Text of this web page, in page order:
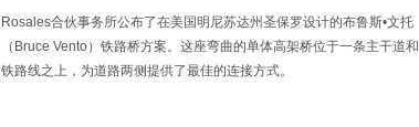
Rosales合伙事务所公布了在美国明尼苏达州圣保罗设计的布鲁斯•文托
（Bruce Vento）铁路桥方案。这座弯曲的单体高架桥位于一条主干道和
铁路线之上，为道路两侧提供了最佳的连接方式。